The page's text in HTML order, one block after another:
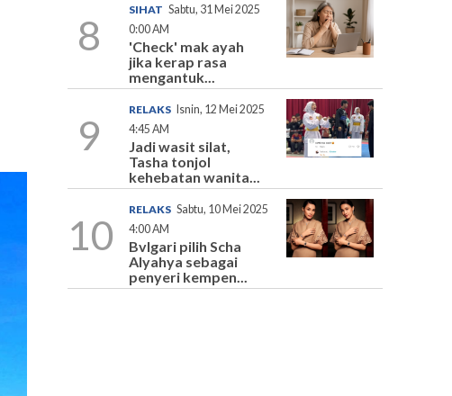
8
SIHAT Sabtu, 31 Mei 2025
0:00 AM
'Check' mak ayah
jika kerap rasa
mengantuk...
9
RELAKS
Isnin, 12 Mei 2025
4:45 AM
Jadi wasit silat,
Tasha tonjol
kehebatan wanita...
10
RELAKS Sabtu, 10 Mei 2025
4:00 AM
Bvlgari pilih Scha
Alyahya sebagai
penyeri kempen...